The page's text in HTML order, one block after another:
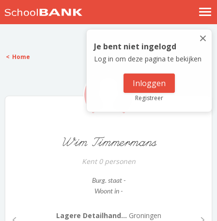
Nostalgische verhalen
Log in
Meld je gratis aan
×
Je bent niet ingelogd
Log in om deze pagina te bekijken
Inloggen
Registreer
Home
Wim Timmermans
Kent 0 personen
Burg. staat -
Woont in -
Lagere Detailhand... Groningen